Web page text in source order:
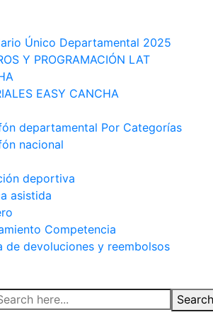
Único Departamental 2025
Y PROGRAMACIÓN LAT
EASY CANCHA
departamental Por Categorías
nacional
deportiva
asistida
Competencia
de devoluciones y reembolsos